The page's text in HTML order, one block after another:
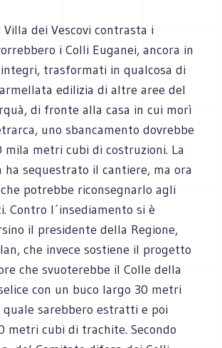
dei Vescovi contrasta i
i Colli Euganei, ancora in
trasformati in qualcosa di
edilizia di altre aree del
di fronte alla casa in cui morì
uno sbancamento dovrebbe
mila metri cubi di costruzioni. La
sequestrato il cantiere, ma ora
potrebbe riconsegnarlo agli
Contro l´insediamento si è
il presidente della Regione,
che invece sostiene il progetto
che svuoterebbe il Colle della
con un buco largo 30 metri
sarebbero estratti e poi
metri cubi di trachite. Secondo